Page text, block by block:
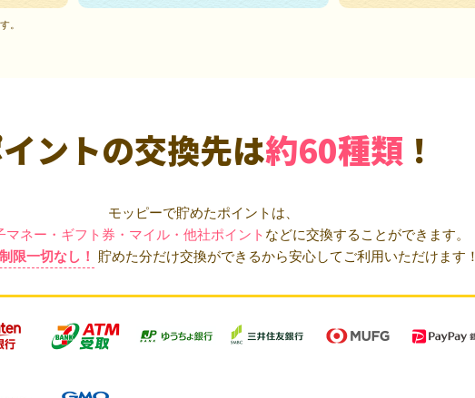
。
ントの交換先は約60種類 ！
モッピーで貯めたポイントは、
マネー・ギフト券・マイル・他社ポイント などに交換することができます。
限一切なし！
貯めた分だけ交換ができるから安心してご利用いただけます！